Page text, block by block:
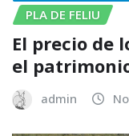
PLA DE FELIU
El precio de
el
admin